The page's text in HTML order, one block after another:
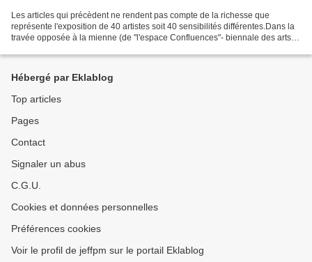
Les articles qui précèdent ne rendent pas compte de la richesse que
représente l'exposition de 40 artistes soit 40 sensibilités différentes.Dans la
travée opposée à la mienne (de "l'espace Confluences"- biennale des arts
Hébergé par Eklablog
Top articles
Pages
Contact
Signaler un abus
C.G.U.
Cookies et données personnelles
Préférences cookies
Voir le profil de jeffpm sur le portail Eklablog